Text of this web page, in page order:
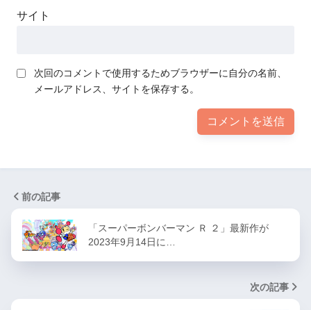
サイト
次回のコメントで使用するためブラウザーに自分の名前、
メールアドレス、サイトを保存する。
前の記事
「スーパーボンバーマン Ｒ ２」最新作が
2023年9月14日に…
次の記事